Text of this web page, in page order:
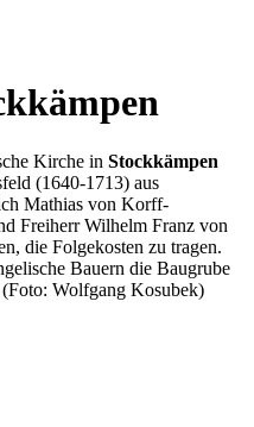
Kirche in Stockkämpen
(1640-1713) aus
Mathias von Korff-
Freiherr Wilhelm Franz von
die Folgekosten zu tragen.
Bauern die Baugrube
Wolfgang Kosubek)